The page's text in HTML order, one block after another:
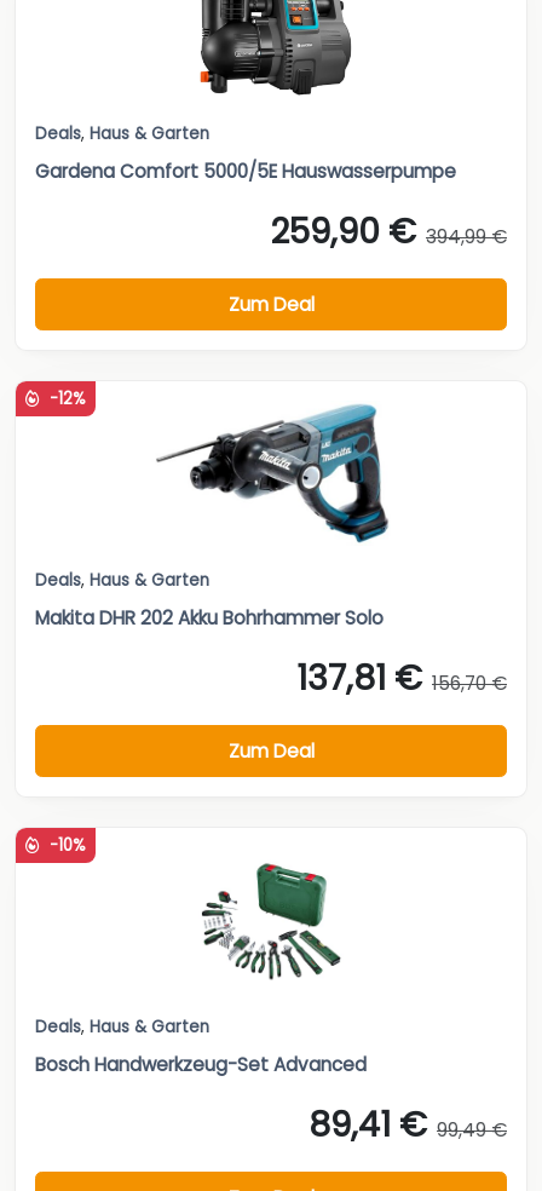
Deals, Haus & Garten
Gardena Comfort 5000/5E Hauswasserpumpe
259,90 € 394,99 €
Zum Deal
-12%
Deals, Haus & Garten
Makita DHR 202 Akku Bohrhammer Solo
137,81 € 156,70 €
Zum Deal
-10%
Deals, Haus & Garten
Bosch Handwerkzeug-Set Advanced
89,41 € 99,49 €